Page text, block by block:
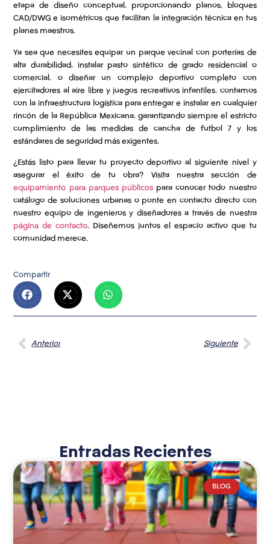
etapa de diseño conceptual, proporcionando planos, bloques
CAD/DWG e isométricos que facilitan la integración técnica en tus
planes maestros.
Ya sea que necesites equipar un parque vecinal con porterías de
alta durabilidad, instalar pasto sintético de grado residencial o
comercial, o diseñar un complejo deportivo completo con
ejercitadores al aire libre y juegos recreativos infantiles, contamos
con la infraestructura logística para entregar e instalar en cualquier
rincón de la República Mexicana, garantizando siempre el estricto
cumplimiento de las medidas de cancha de futbol 7 y los
estándares de seguridad más exigentes.
¿Estás listo para llevar tu proyecto deportivo al siguiente nivel y
asegurar el éxito de tu obra? Visita nuestra sección de
equipamiento para parques públicospara conocer todo nuestro
catálogo de soluciones urbanas o ponte en contacto directo con
nuestro equipo de ingenieros y diseñadores a través de nuestra
página de contacto. Diseñemos juntos el espacio activo que tu
comunidad merece.
Compartir
Anterior Siguiente
Entradas Recientes
BLOG